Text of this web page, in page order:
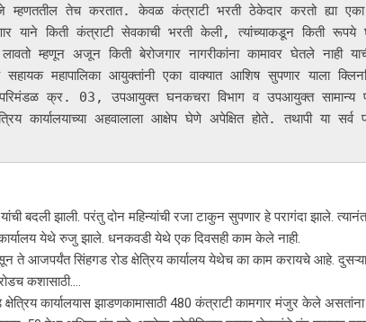
तेच करतात. केवळ कंत्राटी भरती ठेकेदार करतो ह्या एका
याने किती कंत्राटी सेवकाची भरती केली, त्यांच्याकडून किती
म्हणून अजून किती बेरोजगार नागरीकांना कामावर घेतले नाही
सहायक महापालिका आयुक्तांनी एका वाक्यात आशिष सुपणार याला
क्र. 03, उपआयुक्त घनकचरा विभाग व उपआयुक्त सामान्य
कार्यालयाच्या अहवालाला आक्षेप घेणे अपेक्षित होते. तथापी या
बदली झाली. परंतु दोन महिन्यांची रजा टाकुन सुपणार हे परागंदा झाले.
कार्यालय येथे रुजु झाले. धनकवडी येथे एक दिवसही काम केले नाही.
ते आजपर्यंत सिंहगड रोड क्षेत्रिय कार्यालय येथेच का काम करायचे आहे. दुसऱ्या
कशासाठी….
कार्यालयास झाडणकामासाठी 480 कंत्राटी कामगार मंजुर केले